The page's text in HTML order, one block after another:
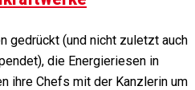
gedrückt (und nicht zuletzt auch
die Energieriesen in
ihre Chefs mit der Kanzlerin um